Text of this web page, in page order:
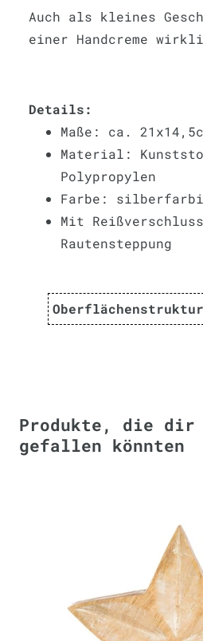
Auch als kleines
einer Handcreme
Details:
Maße: ca.
Material:
Polypropylen
Farbe:
Mit
Rautensteppung
Oberflächenstruktur
Produkte, die dir
gefallen könnten